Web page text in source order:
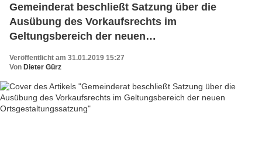
Gemeinderat beschließt Satzung über die
Ausübung des Vorkaufsrechts im
Geltungsbereich der neuen
Veröffentlicht am 31.01.2019 15:27
Von Dieter Gürz